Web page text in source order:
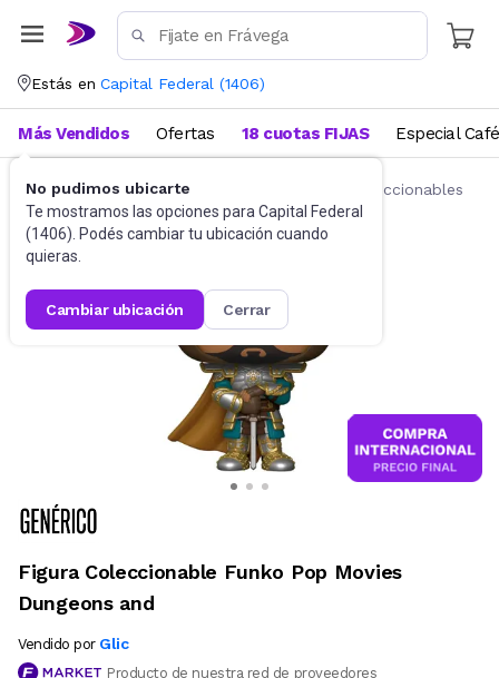
Estás en Capital Federal (1406)
No pudimos ubicarte
Te mostramos las opciones para Capital Federal
(1406). Podés cambiar tu ubicación cuando
quieras.
cambiar ubicación cerrar
Más Vendidos Ofertas 18 cuotas FIJAS Especial Café
Juguetes y Juegos Figuras de acción y coleccionables
Figura Coleccionable Funko Pop Movies
Dungeons and
Vendido por Glic
Producto de nuestra red de proveedores